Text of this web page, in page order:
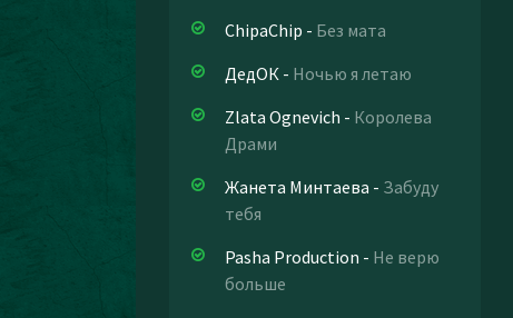
ChipaChip - Без мата
ДедОК - Ночью я летаю
Zlata Ognevich - Королева
Драми
Жанета Минтаева - Забуду
тебя
Pasha Production - Не верю
больше